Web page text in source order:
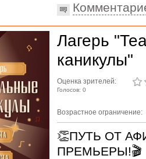
Лагерь
каникулы"
Оценка зрителей:
Голосов: 0
Возрастное ограничение:
👏ПУТЬ ОТ
ПРЕМЬЕРЫ!🎬